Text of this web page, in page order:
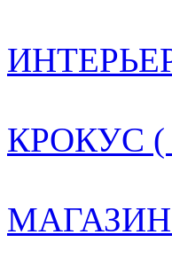
КРОКУС (
МАГАЗИН